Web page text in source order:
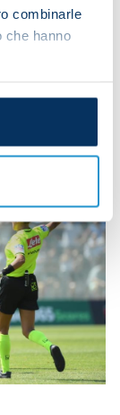
combinarle
che hanno